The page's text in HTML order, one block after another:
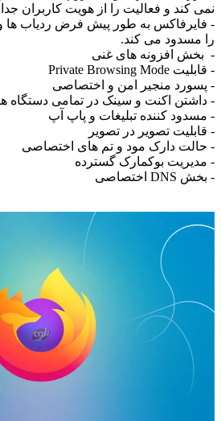
نمی کند و فعالیت را از هویت کاربران
- فایرفاکس به طور پیش فرض ردیاب ها
را مسدود می کند.
- بخش افزونه های غنی
- قابلیت Private Browsing Mode
- پسورد منجیر امن و اختصاصی
- داشتن اکنت و سینک در تمامی دستگاه
- مسدود کننده تبلیغات و پاپ آپ
- قابلیت تصویر در تصویر
- حالت دارک مود و تم های اختصاصی
- مدیریت بوکمارک گسترده
- بخش DNS اختصاصی